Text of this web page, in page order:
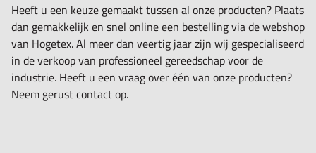
Heeft u een keuze gemaakt tussen al onze producten? Plaats
dan gemakkelijk en snel online een bestelling via de webshop
van Hogetex. Al meer dan veertig jaar zijn wij gespecialiseerd
in de verkoop van professioneel gereedschap voor de
industrie. Heeft u een vraag over één van onze producten?
Neem gerust contact op.